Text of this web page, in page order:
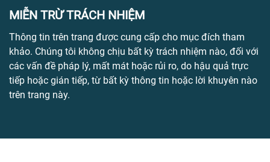
MIỄN TRỪ TRÁCH NHIỆM
Thông tin trên trang được cung cấp cho mục đích tham
khảo. Chúng tôi không chịu bất kỳ trách nhiệm nào, đối với
các vấn đề pháp lý, mất mát hoặc rủi ro, do hậu quả trực
tiếp hoặc gián tiếp, từ bất kỳ thông tin hoặc lời khuyên nào
trên trang này.